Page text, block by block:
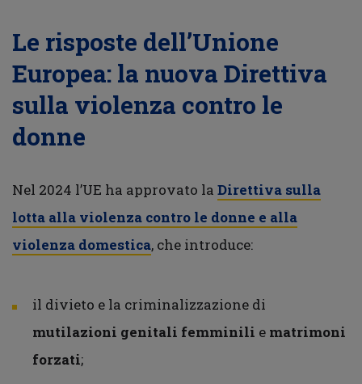
Le risposte dell’Unione
Europea: la nuova Direttiva
sulla violenza contro le
donne
Nel 2024 l’UE ha approvato la Direttiva sulla
lotta alla violenza contro le donne e alla
violenza domestica, che introduce:
il divieto e la criminalizzazione di
mutilazioni genitali femminili e matrimoni
forzati;